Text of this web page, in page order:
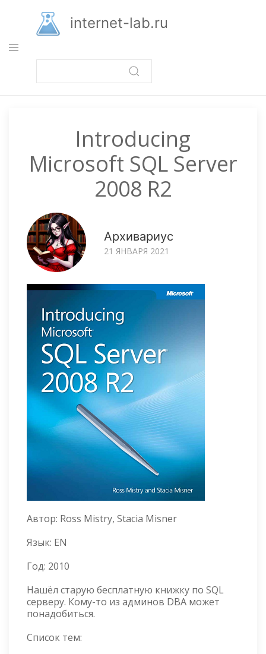
основному
содержанию
internet-lab.ru
Introducing
Microsoft SQL Server
2008 R2
Архивариус
21 ЯНВАРЯ 2021
Автор: Ross Mistry, Stacia Misner
Язык: EN
Год: 2010
Нашёл старую бесплатную книжку по SQL
серверу. Кому-то из админов DBA может
понадобиться.
Список тем: